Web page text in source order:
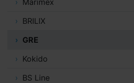
Marimex
BRILIX
GRE
Kokido
BS Line